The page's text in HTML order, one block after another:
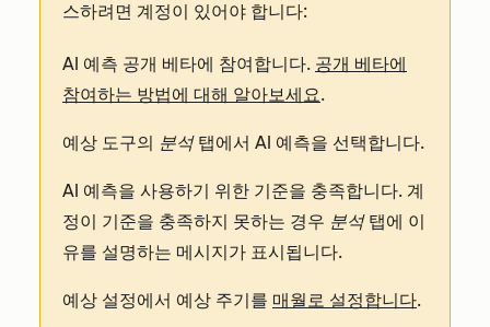
스하려면 계정이 있어야 합니다:
AI 예측 공개 베타에 참여합니다. 공개 베타에
참여하는 방법에 대해 알아보세요.
예상 도구의 분석탭에서 AI 예측을 선택합니다.
AI 예측을 사용하기 위한 기준을 충족합니다. 계
정이 기준을 충족하지 못하는 경우 분석탭에 이
유를 설명하는 메시지가 표시됩니다.
예상 설정에서 예상 주기를 매월로 설정합니다.